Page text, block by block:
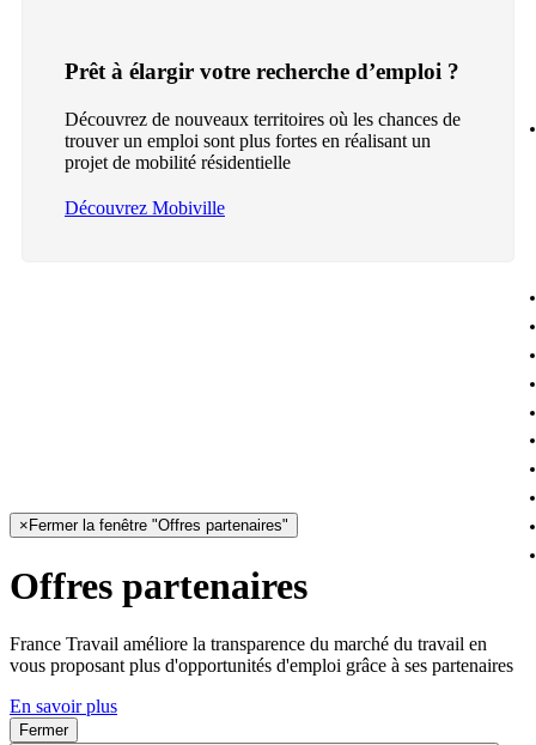
Prêt à élargir votre recherche d’emploi ?
Découvrez de nouveaux territoires où les chances de
trouver un emploi sont plus fortes en réalisant un
projet de mobilité résidentielle
Découvrez Mobiville
× Fermer la fenêtre "Offres partenaires"
Offres partenaires
France Travail améliore la transparence du marché du travail en
vous proposant plus d'opportunités d'emploi grâce à ses partenaires
En savoir plus
Fermer